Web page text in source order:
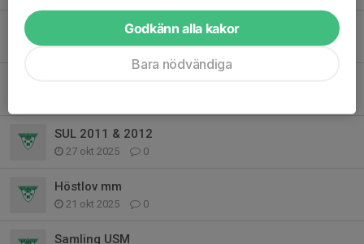
Träning torsdag 8/1
7 jan, 13:00 0
SUL 2011 & 2012
27 okt 2025 0
Höstlov mm
21 okt 2025 0
Samling USM
Godkänn alla kakor
Bara nödvändiga